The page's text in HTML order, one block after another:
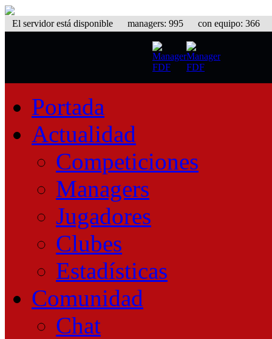
El servidor está disponible managers: 995 con equipo: 366
Portada
Actualidad
Competiciones
Managers
Jugadores
Clubes
Estadísticas
Comunidad
Chat